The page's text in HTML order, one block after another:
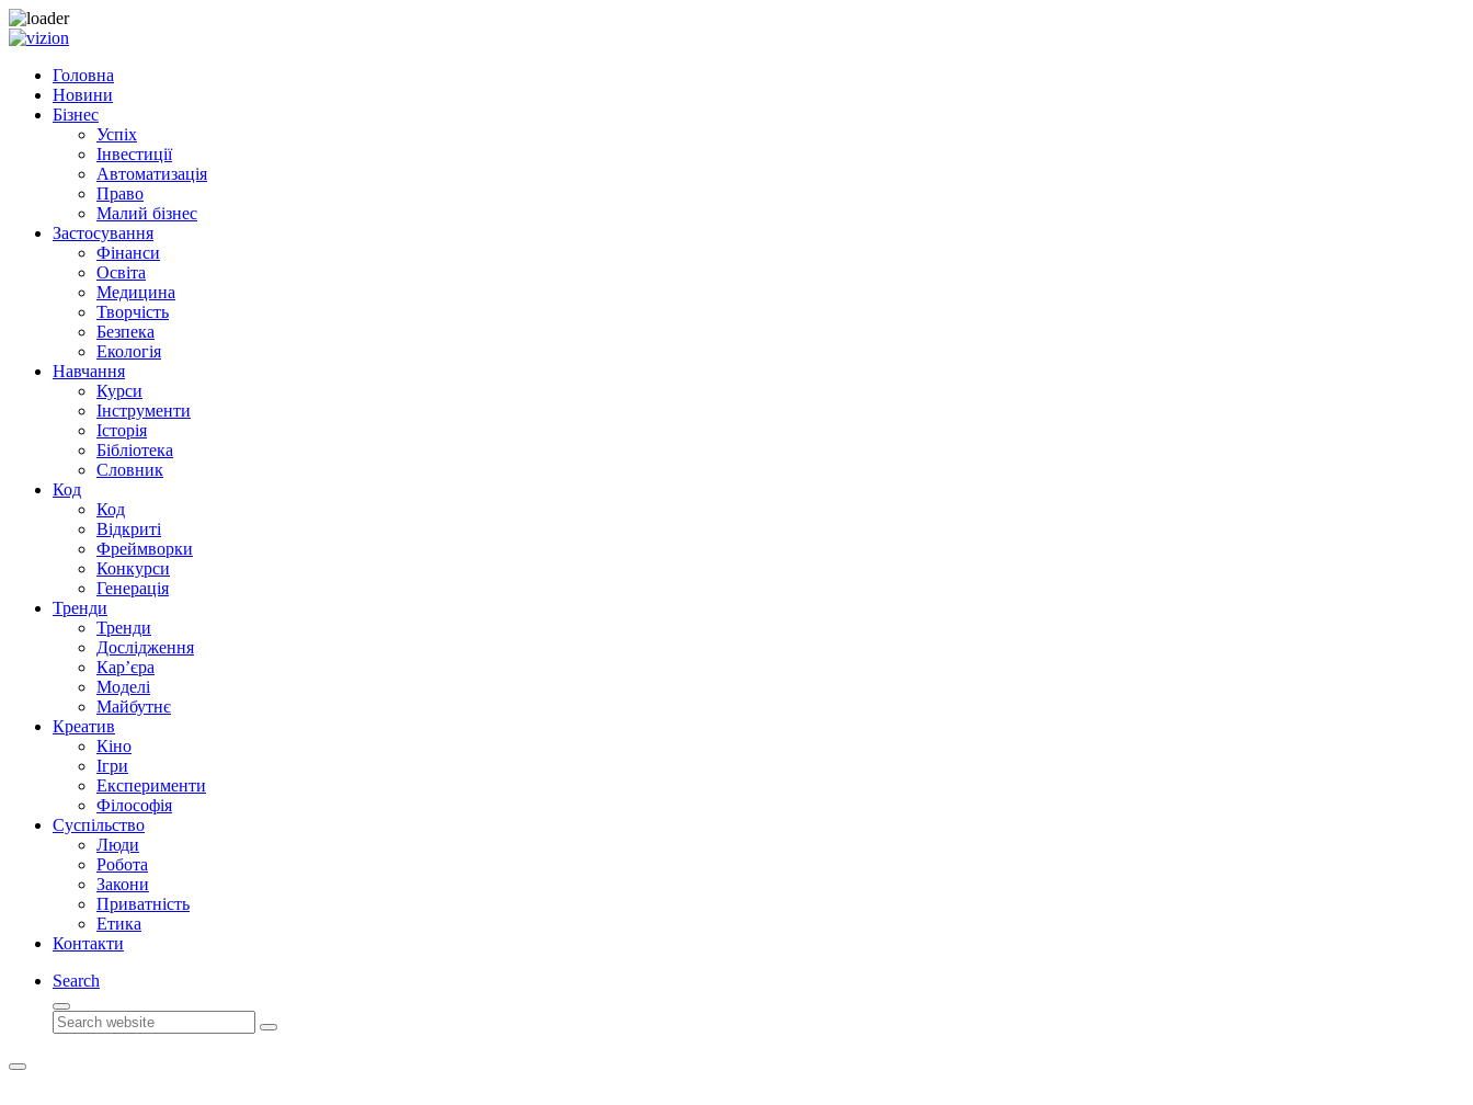
Skip to content
Головна
Новини
Бізнес
Успіх
Інвестиції
Автоматизація
Право
Малий бізнес
Застосування
Фінанси
Освіта
Медицина
Творчість
Безпека
Екологія
Навчання
Курси
Інструменти
Історія
Бібліотека
Словник
Код
Код
Відкриті
Фреймворки
Конкурси
Генерація
Тренди
Тренди
Дослідження
Кар’єра
Моделі
Майбутнє
Креатив
Кіно
Ігри
Експерименти
Філософія
Суспільство
Люди
Робота
Закони
Приватність
Етика
Контакти
Search
Search